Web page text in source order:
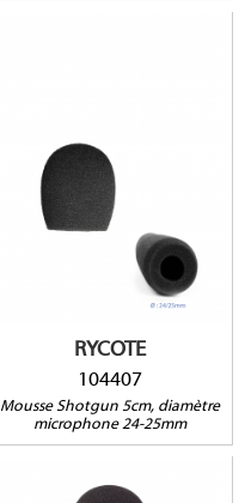
RYCOTE
104407
Mousse Shotgun 5cm, diamètre
microphone 24-25mm
Compatible avec :
Audio-Technica ATM33a,
BeyerDynamic MCE72,
Sennheiser MKH20, MKH40,
MKH50, Shure KSM137